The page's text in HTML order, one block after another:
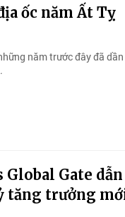
ốc năm Ất Tỵ
năm trước đây đã
Gate
tăng trưởng